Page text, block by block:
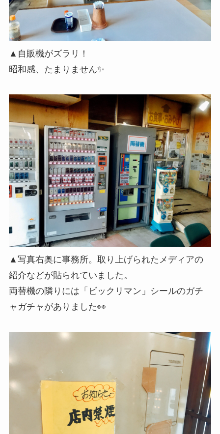
▲自販機がズラリ！
昭和感、たまりません✨
▲写真右奥に事務所。取り上げられたメディアの
紹介などが貼られていました。
両替機の隣りには「ビックリマン」シールのガチ
ャガチャがありました👀